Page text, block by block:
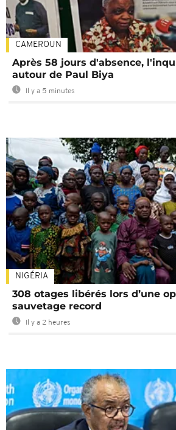
CAMEROUN
Après 58 jours d'absence,
autour de Paul Biya
Il y a 5 minutes
NIGÉRIA
308 otages libérés lors d’une
sauvetage record
Il y a 2 heures